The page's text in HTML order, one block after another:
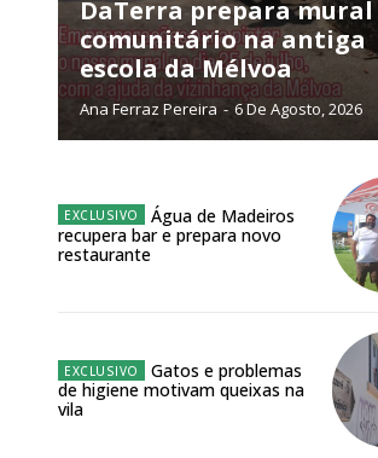
ANUAL
online
Exclusivos para
DaTerra prepara mural
comunitário na antiga
escola da Mélvoa
Ana Ferraz Pereira - 6 De Agosto, 2026
Água de Madeiros
recupera bar e prepara novo
restaurante
Gatos e problemas
de higiene motivam queixas na
vila